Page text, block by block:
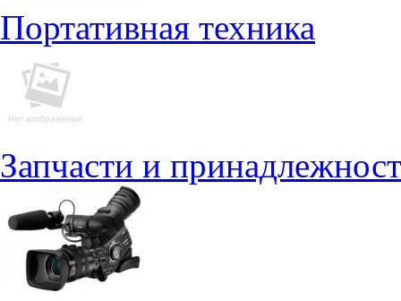
Портативная техника
Запчасти и